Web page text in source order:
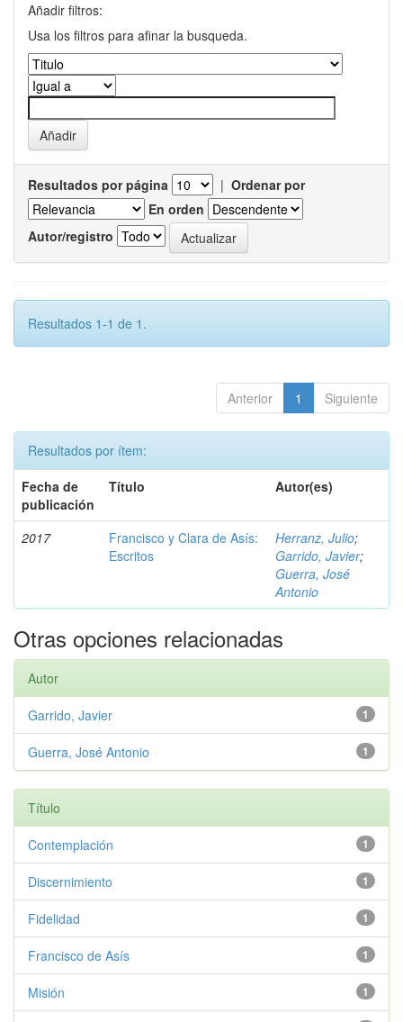
Añadir filtros:
Usa los filtros para afinar la busqueda.
Resultados por página | Ordenar por
En orden
Autor/registro
Resultados 1-1 de 1.
Anterior 1 Siguiente
Resultados por ítem:
Fecha de
publicación
Título Autor(es)
2017
Francisco y Clara de Asís:
Escritos
Herranz, Julio;
Garrido, Javier;
Guerra, José
Antonio
Otras opciones relacionadas
Autor
1
Garrido, Javier
1
Guerra, José Antonio
Título
1
Contemplación
1
Discernimiento
1
Fidelidad
1
Francisco de Asís
1
Misión